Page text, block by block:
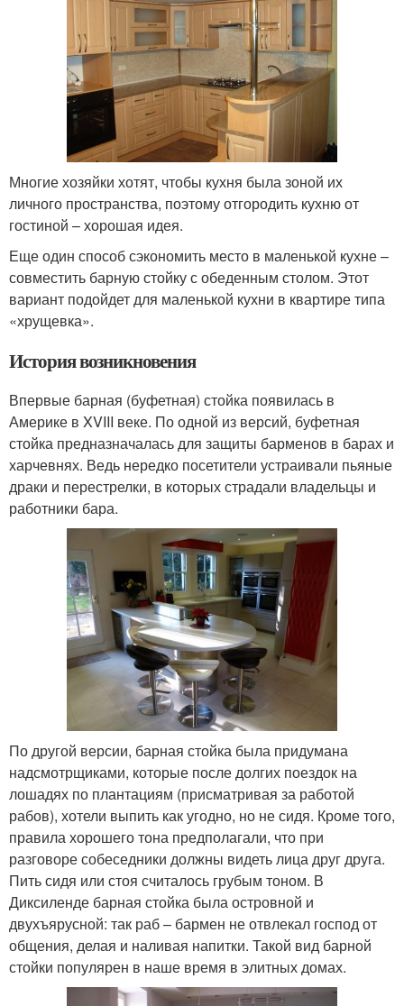
Многие хозяйки хотят, чтобы кухня была зоной их
личного пространства, поэтому отгородить кухню от
гостиной – хорошая идея.
Еще один способ сэкономить место в маленькой кухне –
совместить барную стойку с обеденным столом. Этот
вариант подойдет для маленькой кухни в квартире типа
«хрущевка».
История возникновения
Впервые барная (буфетная) стойка появилась в
Америке в XVIII веке. По одной из версий, буфетная
стойка предназначалась для защиты барменов в барах и
харчевнях. Ведь нередко посетители устраивали пьяные
драки и перестрелки, в которых страдали владельцы и
работники бара.
По другой версии, барная стойка была придумана
надсмотрщиками, которые после долгих поездок на
лошадях по плантациям (присматривая за работой
рабов), хотели выпить как угодно, но не сидя. Кроме того,
правила хорошего тона предполагали, что при
разговоре собеседники должны видеть лица друг друга.
Пить сидя или стоя считалось грубым тоном. В
Диксиленде барная стойка была островной и
двухъярусной: так раб – бармен не отвлекал господ от
общения, делая и наливая напитки. Такой вид барной
стойки популярен в наше время в элитных домах.